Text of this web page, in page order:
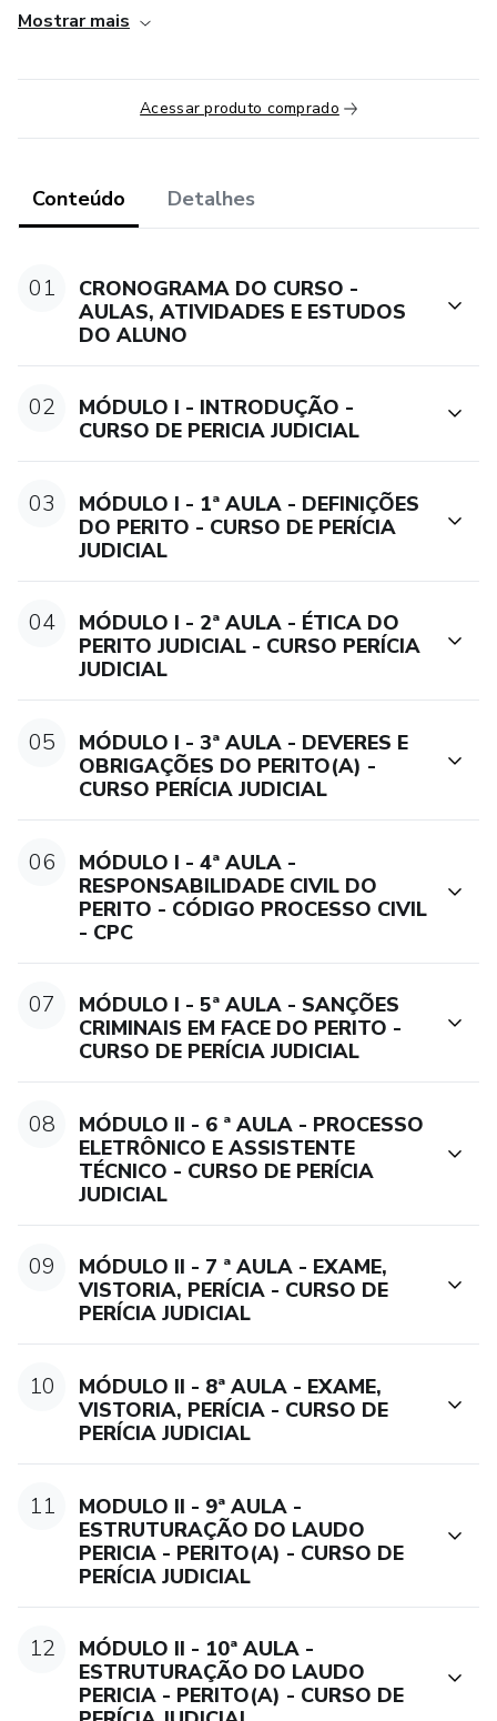
• Noções de Direito nas Normas que Envolvem o Perito
 Matrícula e Pagamento:
 Pode pagar com cartão de crédito, pix ou boleto.
o Após a confirmação do pagamento, o aluno ganha acesso
imediato às aulas online.
o O curso oferece vídeos aulas, atividades práticas,
material didático, além de modelos de laudos, pareceres e
o Realização das Aulas e Atividades:
o Durante o curso, o aluno deve completar atividades para
o Utiliza os modelos fornecidos para elaborar seus
próprios laudos e pareceres.
Avaliação:
• O curso inclui uma avaliação online com 10 questões de
múltipla escolha.
• É necessário obter nota igual ou superior a 6 para ser
aprovado.
• Recebe um diploma e certificado de conclusão.
Benefícios Adicionais:
o 1 Ano de Suporte: Acesso ao suporte técnico e
o 1 Mentoria com os Professores: Sessão de orientação
individualizada com os professores.
Certificação, que será emitido ao final do Curso.
Se você está buscando aprimorar suas habilidades na área
pericial e obter certificado reconhecido, esse curso pode
ser uma excelente opção. Estaremos juntos nesta jornada
de aprendizado!
E-mail: secretaria@educauni.com.br
Mostrar mais
Acessar produto comprado
Conteúdo Detalhes
01
CRONOGRAMA DO CURSO -
AULAS, ATIVIDADES E ESTUDOS
DO ALUNO
02
MÓDULO I - INTRODUÇÃO -
CURSO DE PERICIA JUDICIAL
03
MÓDULO I - 1ª AULA - DEFINIÇÕES
DO PERITO - CURSO DE PERÍCIA
JUDICIAL
04
MÓDULO I - 2ª AULA - ÉTICA DO
PERITO JUDICIAL - CURSO PERÍCIA
JUDICIAL
05
MÓDULO I - 3ª AULA - DEVERES E
OBRIGAÇÕES DO PERITO(A) -
CURSO PERÍCIA JUDICIAL
06
MÓDULO I - 4ª AULA -
RESPONSABILIDADE CIVIL DO
PERITO - CÓDIGO PROCESSO CIVIL
- CPC
07
MÓDULO I - 5ª AULA - SANÇÕES
CRIMINAIS EM FACE DO PERITO -
CURSO DE PERÍCIA JUDICIAL
08
MÓDULO II - 6 ª AULA - PROCESSO
ELETRÔNICO E ASSISTENTE
TÉCNICO - CURSO DE PERÍCIA
JUDICIAL
09
MÓDULO II - 7 ª AULA - EXAME,
VISTORIA, PERÍCIA - CURSO DE
PERÍCIA JUDICIAL
10
MÓDULO II - 8ª AULA - EXAME,
VISTORIA, PERÍCIA - CURSO DE
PERÍCIA JUDICIAL
11
MODULO II - 9ª AULA -
ESTRUTURAÇÃO DO LAUDO
PERICIA - PERITO(A) - CURSO DE
PERÍCIA JUDICIAL
12
MÓDULO II - 10ª AULA -
ESTRUTURAÇÃO DO LAUDO
PERICIA - PERITO(A) - CURSO DE